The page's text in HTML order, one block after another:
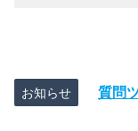
お知らせ 質問